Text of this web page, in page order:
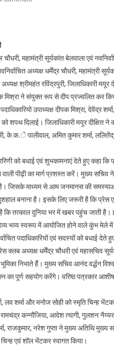
ने
दिलायी
प्रेस
क्लब
धर्मेद्र
सूर्यकांत
बेलवाल
को
शपथ
चौधरी, महामंत्री सूर्यकांत बेलवाला एवं
अध्यक्ष धर्मेंद्र चौधरी, महामंत्री
श्रीमहंत रविंद्रपुरी, जिलाधिकारी मयूर
मिश्रा ने संयुक्त रूप से दीप प्रज्वलित कर
उपाध्यक्ष दीपक मिश्रा, देवेंद्र
शपथ दिलाई। जिलाधिकारी मयूर दीक्षित ने
पालीवाल, अमित कुमार शर्मा, ललितेंद्र
को बधाई एवं शुभकामनाएं देते हुए कहा
पीढ़ी का मार्ग प्रशस्त करें। मुख्य सचिव
है। जिसके माध्यम से आम जनमानस की
बनाना है। इसके लिए जरूरी है कि
कि तत्काल दुनिया भर में खबर पहुंच जाती
भव्य स्वरूप में आयोजित होने वाले कुंभ मेले में
पदाधिकारियों एवं सदस्यों को बधाई
क्लब अध्यक्ष धर्मेंद्र चौधरी एवं महासचिव
निभाते हैं। मुख्य सचिव आनंद वर्द्धन
पूर्ण सहयोग करेंगे। वरिष्ठ पत्रकार
शर्मा और मनोज सोही को स्मृति चिन्ह
कन्नौजिया, आदेश त्यागी, गुलशन
राजकुमार, नरेश गुप्ता ने मुख्य अतिथि मुख्य
चिन्ह एवं शॉल भेंटकर स्वागत किया।